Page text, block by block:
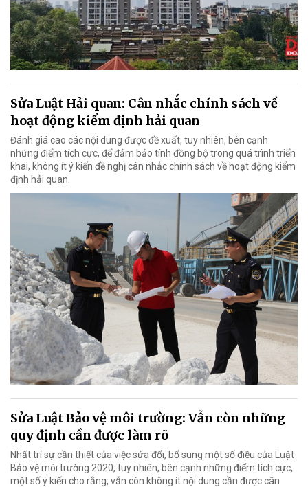
Sửa Luật Hải quan: Cân nhắc chính sách về
hoạt động kiểm định hải quan
Đánh giá cao các nội dung được đề xuất, tuy nhiên, bên cạnh
những điểm tích cực, để đảm bảo tính đồng bộ trong quá trình triển
khai, không ít ý kiến đề nghị cân nhắc chính sách về hoạt động kiểm
định hải quan.
Sửa Luật Bảo vệ môi trường: Vẫn còn những
quy định cần được làm rõ
Nhất trí sự cần thiết của việc sửa đổi, bổ sung một số điều của Luật
Bảo vệ môi trường 2020, tuy nhiên, bên cạnh những điểm tích cực,
một số ý kiến cho rằng, vẫn còn không ít nội dung cần được cân